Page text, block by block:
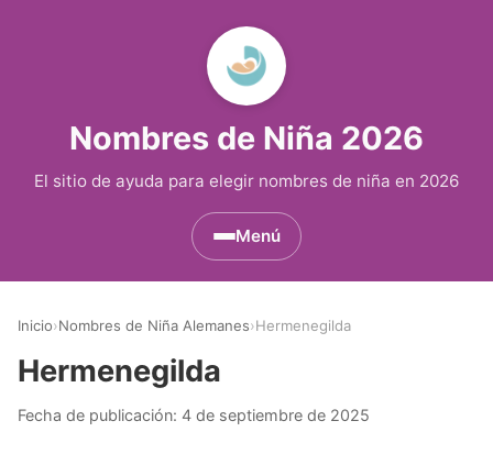
Nombres de Niña 2026
El sitio de ayuda para elegir nombres de niña en 2026
Menú
Nombres de Niña que empiezan por B
Inicio›Nombres de Niña Alemanes›Hermenegilda
Hermenegilda
Fecha de publicación: 4 de septiembre de 2025